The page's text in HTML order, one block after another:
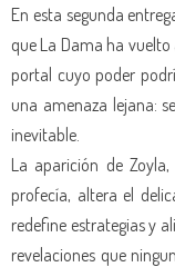
En esta segunda
que La Dama ha
portal cuyo poder
una amenaza lejana:
inevitable. ​
La aparición de
profecía, altera el
redefine estrategias y
revelaciones que